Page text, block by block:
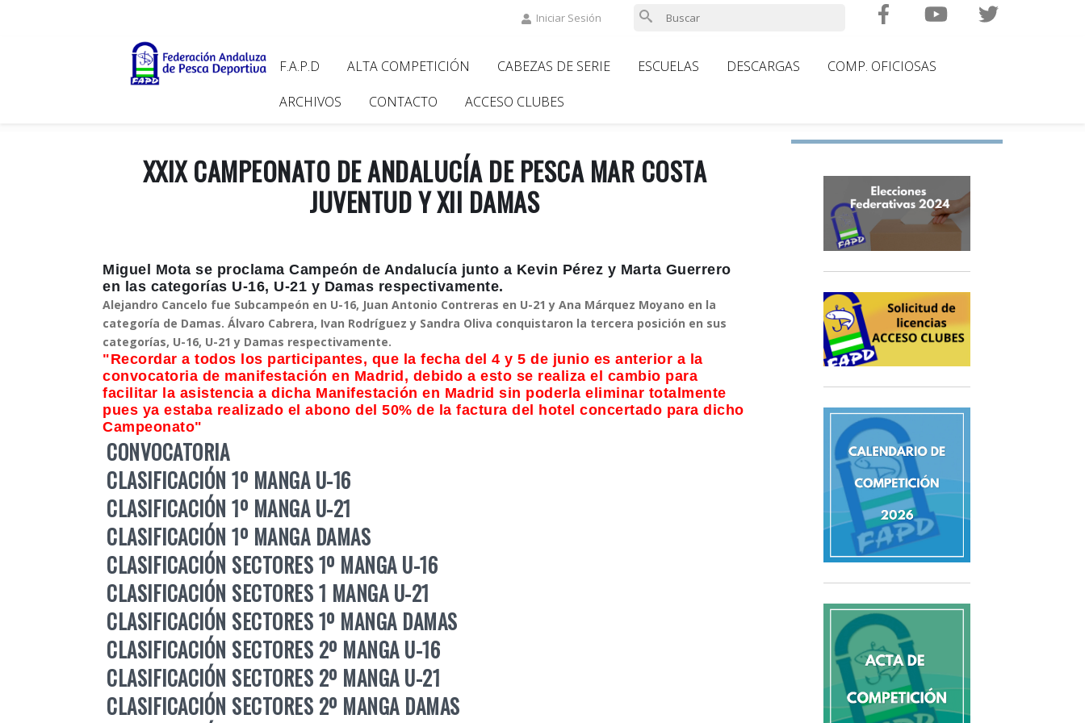
Iniciar Sesión Search
Main
navigation
F.A.P.D ALTA COMPETICIÓN CABEZAS DE SERIE ESCUELAS DESCARGAS
COMP. OFICIOSAS
ARCHIVOS
CONTACTO ACCESO CLUBES
XXIX CAMPEONATO DE ANDALUCÍA DE PESCA MAR COSTA
JUVENTUD Y XII DAMAS
Miguel Mota se proclama Campeón de Andalucía junto a Kevin Pérez y Marta Guerrero
en las categorías U-16, U-21 y Damas respectivamente.
Alejandro Cancelo fue Subcampeón en U-16, Juan Antonio Contreras en U-21 y Ana Márquez Moyano en la
categoría de Damas. Álvaro Cabrera, Ivan Rodríguez y Sandra Oliva conquistaron la tercera posición en sus
categorías, U-16, U-21 y Damas respectivamente.
"Recordar a todos los participantes, que la fecha del 4 y 5 de junio es anterior a la
convocatoria de manifestación en Madrid, debido a esto se realiza el cambio para
facilitar la asistencia a dicha Manifestación en Madrid sin poderla eliminar totalmente
pues ya estaba realizado el abono del 50% de la factura del hotel concertado para dicho
Campeonato"
CONVOCATORIA
CLASIFICACIÓN 1º MANGA U-16
CLASIFICACIÓN 1º MANGA U-21
CLASIFICACIÓN 1º MANGA DAMAS
CLASIFICACIÓN SECTORES 1º MANGA U-16
CLASIFICACIÓN SECTORES 1 MANGA U-21
CLASIFICACIÓN SECTORES 1º MANGA DAMAS
CLASIFICACIÓN SECTORES 2º MANGA U-16
CLASIFICACIÓN SECTORES 2º MANGA U-21
CLASIFICACIÓN SECTORES 2º MANGA DAMAS